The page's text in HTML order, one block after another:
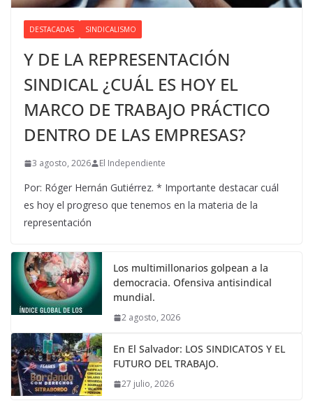
DESTACADAS SINDICALISMO
Y DE LA REPRESENTACIÓN
SINDICAL ¿CUÁL ES HOY EL
MARCO DE TRABAJO PRÁCTICO
DENTRO DE LAS EMPRESAS?
3 agosto, 2026 El Independiente
Por: Róger Hernán Gutiérrez. * Importante destacar cuál
es hoy el progreso que tenemos en la materia de la
representación
Los multimillonarios golpean a la
democracia. Ofensiva antisindical
mundial.
2 agosto, 2026
En El Salvador: LOS SINDICATOS Y EL
FUTURO DEL TRABAJO.
27 julio, 2026